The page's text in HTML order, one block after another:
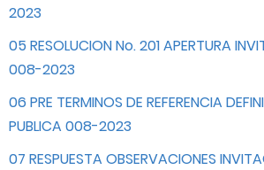
2023
05 RESOLUCION No. 201 APERTURA
008-2023
06 PRE TERMINOS DE REFERENCIA
PUBLICA 008-2023
07 RESPUESTA OBSERVACIONES